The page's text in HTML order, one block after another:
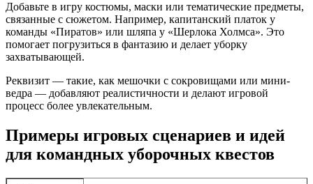
Добавьте в игру костюмы, маски или тематические предметы,
связанные с сюжетом. Например, капитанский платок у
команды «Пиратов» или шляпа у «Шерлока Холмса». Это
помогает погрузиться в фантазию и делает уборку
захватывающей.
Реквизит — такие, как мешочки с сокровищами или мини-
ведра — добавляют реалистичности и делают игровой
процесс более увлекательным.
Примеры игровых сценариев и идей
для командных уборочных квестов